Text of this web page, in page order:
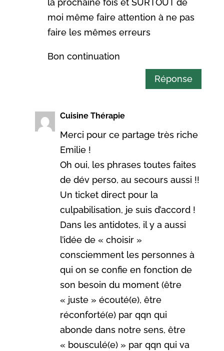
moi même faire attention à ne pas
faire les mêmes erreurs
Bon continuation
Réponse
Cuisine Thérapie
Merci pour ce partage très riche
Emilie !
Oh oui, les phrases toutes faites
de dév perso, au secours aussi !!
Un ticket direct pour la
culpabilisation, je suis d’accord !
Dans les antidotes, il y a aussi
l’idée de « choisir »
consciemment les personnes à
qui on se confie en fonction de
son besoin du moment (être
« juste » écouté(e), être
réconforté(e) par qqn qui
abonde dans notre sens, être
« bousculé(e) » par qqn qui va